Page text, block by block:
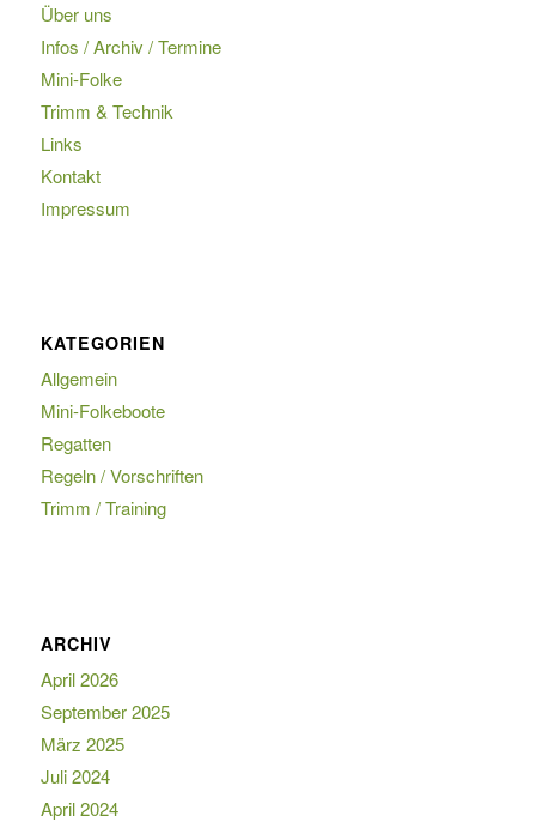
Über uns
Infos / Archiv / Termine
Mini-Folke
Trimm & Technik
Links
Kontakt
Impressum
KATEGORIEN
Allgemein
Mini-Folkeboote
Regatten
Regeln / Vorschriften
Trimm / Training
ARCHIV
April 2026
September 2025
März 2025
Juli 2024
April 2024